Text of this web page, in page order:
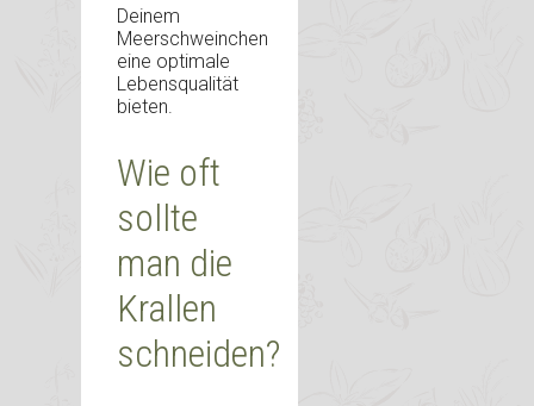
Deinem
Meerschweinchen
eine optimale
Lebensqualität
bieten.
Wie oft
sollte
man die
Krallen
schneiden?